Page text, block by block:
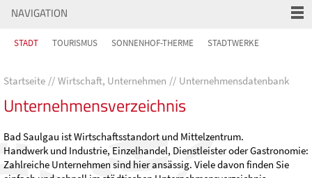
NAVIGATION
STADT TOURISMUS SONNENHOF-THERME STADTWERKE
Startseite Wirtschaft, Unternehmen Unternehmensdatenbank
Unternehmensverzeichnis
Bad Saulgau ist Wirtschaftsstandort und Mittelzentrum.
Handwerk und Industrie, Einzelhandel, Dienstleister oder Gastronomie:
Zahlreiche Unternehmen sind hier ansässig. Viele davon finden Sie